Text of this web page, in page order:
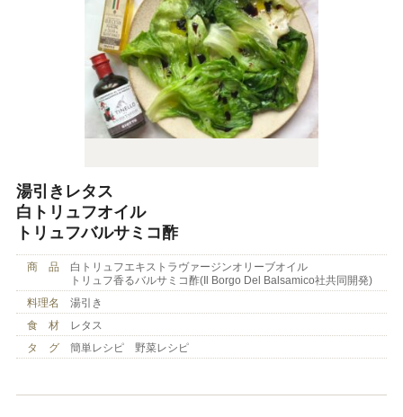
湯引きレタス
白トリュフオイル
トリュフバルサミコ酢
商 品
白トリュフエキストラヴァージンオリーブオイル
トリュフ香るバルサミコ酢(Il Borgo Del Balsamico社共同開発)
料理名
湯引き
食 材
レタス
タ グ
簡単レシピ 野菜レシピ